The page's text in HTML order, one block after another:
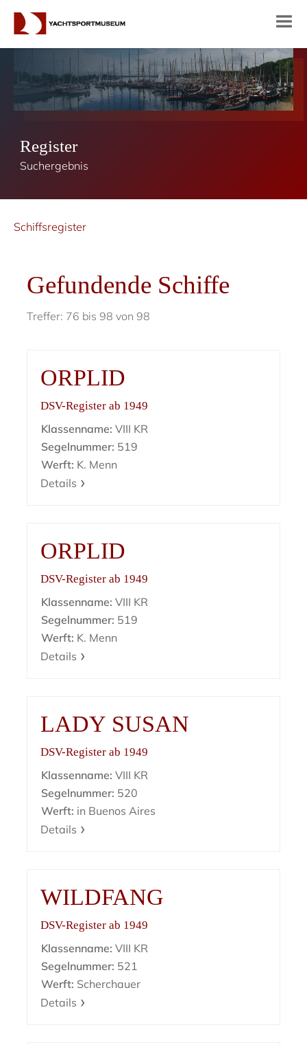
Register
Suchergebnis
Schiffsregister
Gefundende Schiffe
Treffer: 76 bis 98 von 98
ORPLID
DSV-Register ab 1949
Klassenname: VIII KR
Segelnummer: 519
Werft: K. Menn
Details
ORPLID
DSV-Register ab 1949
Klassenname: VIII KR
Segelnummer: 519
Werft: K. Menn
Details
LADY SUSAN
DSV-Register ab 1949
Klassenname: VIII KR
Segelnummer: 520
Werft: in Buenos Aires
Details
WILDFANG
DSV-Register ab 1949
Klassenname: VIII KR
Segelnummer: 521
Werft: Scherchauer
Details